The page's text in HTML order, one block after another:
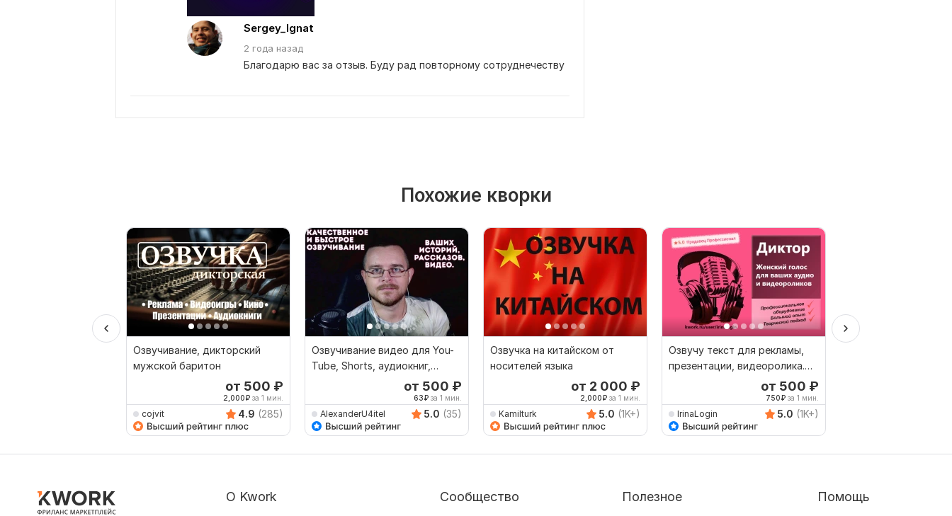
Sergey_Ignat
2 года назад
Благодарю вас за отзыв. Буду рад повторному сотруднечеству
Похожие кворки
Озвучивание, дикторский
мужской баритон
от 500 ₽
2,000₽ за 1 мин.
cojvit 4.9 (285)
Озвучивание видео для You-
Tube, Shorts, аудиокниг,
от 500 ₽
63₽ за 1 мин.
AlexanderU4itel 5.0 (35)
Озвучка на китайском от
носителей языка
от 2 000 ₽
2,000₽ за 1 мин.
Kamilturk 5.0 (1K+)
Озвучу текст для рекламы,
презентации, видеоролика.
от 500 ₽
750₽ за 1 мин.
IrinaLogin 5.0 (1K+)
О Kwork Сообщество Полезное Помощь